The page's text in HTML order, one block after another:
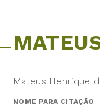
Mateus Henrique
NOME PARA CITAÇÃO